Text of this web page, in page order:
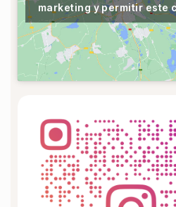
marketing y permitir este